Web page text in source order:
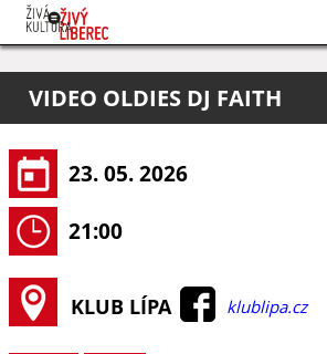
O projektu
Pořadatelé
VIDEO OLDIES DJ FAITH
23. 05. 2026
21:00
KLUB LÍPA klublipa.cz